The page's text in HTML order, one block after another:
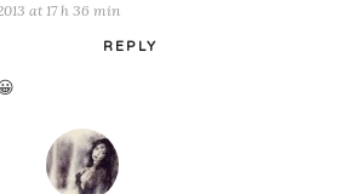
at 17 h 36 min
REPLY